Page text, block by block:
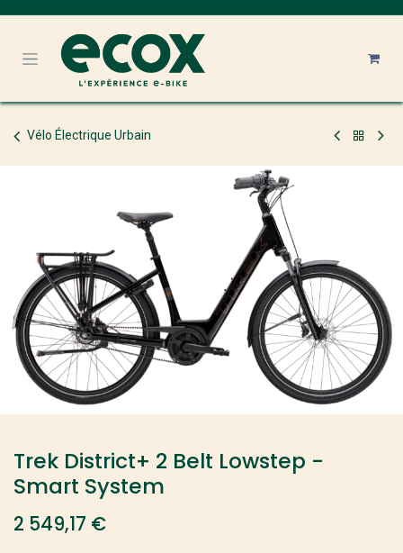
Vélo Électrique Urbain
Trek District+ 2 Belt Lowstep -
Smart System
2 549,17 €